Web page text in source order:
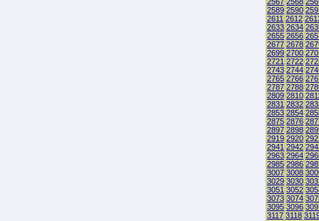
2589 2590
2611 2612
2633 2634
2655 2656
2677 2678
2699 2700
2721 2722
2743 2744
2765 2766
2787 2788
2809 2810
2831 2832
2853 2854
2875 2876
2897 2898
2919 2920
2941 2942
2963 2964
2985 2986
3007 3008
3029 3030
3051 3052
3073 3074
3095 3096
3117 3118